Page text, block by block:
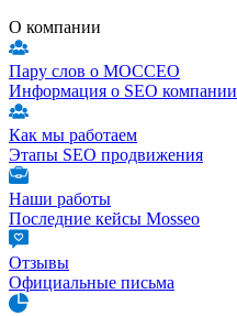
О компании
Пару слов о МОССЕО
Информация о SEO компании
Как мы работаем
Этапы SEO продвижения
Наши работы
Последние кейсы Mosseo
Отзывы
Официальные письма